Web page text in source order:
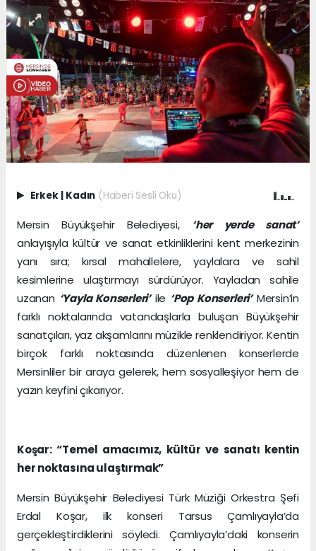
Erkek | Kadın (Haberi Sesli Oku)
Mersin Büyükşehir Belediyesi, ‘her yerde sanat’
anlayışıyla kültür ve sanat etkinliklerini kent merkezinin
yanı sıra; kırsal mahallelere, yaylalara ve sahil
kesimlerine ulaştırmayı sürdürüyor. Yayladan sahile
uzanan ‘Yayla Konserleri’ile ‘Pop Konserleri’Mersin’in
farklı noktalarında vatandaşlarla buluşan Büyükşehir
sanatçıları, yaz akşamlarını müzikle renklendiriyor. Kentin
birçok farklı noktasında düzenlenen konserlerde
Mersinliler bir araya gelerek, hem sosyalleşiyor hem de
yazın keyfini çıkarıyor.
Koşar: “Temel amacımız, kültür ve sanatı kentin
her noktasına ulaştırmak”
Mersin Büyükşehir Belediyesi Türk Müziği Orkestra Şefi
Erdal Koşar, ilk konseri Tarsus Çamlıyayla’da
gerçekleştirdiklerini söyledi. Çamlıyayla’daki konserin